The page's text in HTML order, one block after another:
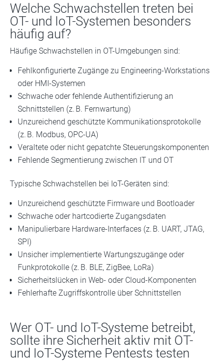
Welche Schwachstellen treten bei
OT- und IoT-Systemen besonders
häufig auf?
Häufige Schwachstellen in OT-Umgebungen sind:
Fehlkonfigurierte Zugänge zu Engineering-Workstations
oder HMI-Systemen
Schwache oder fehlende Authentifizierung an
Schnittstellen (z. B. Fernwartung)
Unzureichend geschützte Kommunikationsprotokolle
(z. B. Modbus, OPC-UA)
Veraltete oder nicht gepatchte Steuerungskomponenten
Fehlende Segmentierung zwischen IT und OT
Typische Schwachstellen bei IoT-Geräten sind:
Unzureichend geschützte Firmware und Bootloader
Schwache oder hartcodierte Zugangsdaten
Manipulierbare Hardware-Interfaces (z. B. UART, JTAG,
SPI)
Unsicher implementierte Wartungszugänge oder
Funkprotokolle (z. B. BLE, ZigBee, LoRa)
Sicherheitslücken in Web- oder Cloud-Komponenten
Fehlerhafte Zugriffskontrolle über Schnittstellen
Wer OT- und IoT-Systeme betreibt,
sollte ihre Sicherheit aktiv mit OT-
und IoT-Systeme Pentests testen